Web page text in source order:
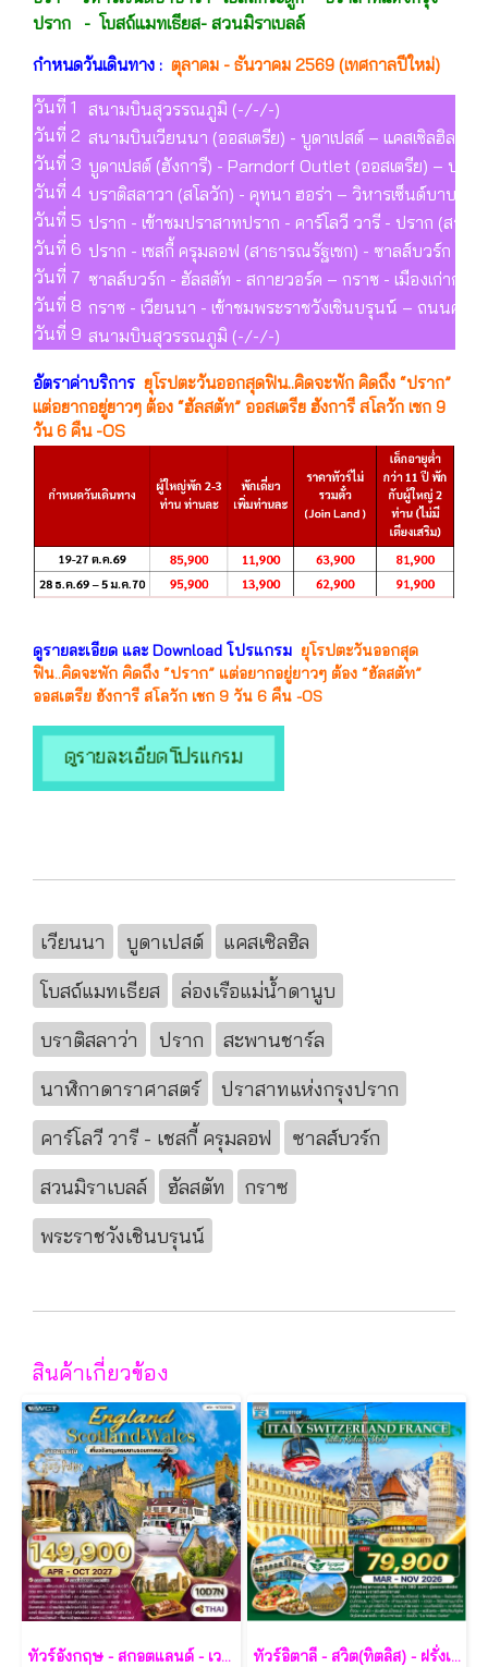
ปราก - โบสถ์แมทเธียส- สวนมิราเบลล์
กำหนดวันเดินทาง : ตุลาคม - ธันวาคม 2569 (เทศกาลปีใหม่)
วันที่ 1
สนามบินสุวรรณภูมิ (-/-/-)
วันที่ 2 สนามบินเวียนนา (ออสเตรีย) - บูดาเปสต์ – แคสเซิลฮิลล์
วันที่ 3 บูดาเปสต์ (ฮังการี) - Parndorf Outlet (ออสเตรีย) – บรา
วันที่ 4 บราติสลาวา (สโลวัก) - คุทนา ฮอร่า – วิหารเซ็นต์บาบาร่
วันที่ 5 ปราก - เข้าชมปราสาทปราก - คาร์โลวี วารี - ปราก (สาธ
วันที่ 6 ปราก - เชสกี้ ครุมลอฟ (สาธารณรัฐเชก) - ซาลส์บวร์ก - ส
วันที่ 7 ซาลส์บวร์ก - ฮัลสตัท - สกายวอร์ค – กราซ - เมืองเก่ากรา
วันที่ 8 กราซ - เวียนนา - เข้าชมพระราชวังเชินบรุนน์ – ถนนคา
วันที่ 9 สนามบินสุวรรณภูมิ (-/-/-)
อัตราค่าบริการ ยุโรปตะวันออกสุดฟิน..คิดจะพัก คิดถึง “ปราก”
แต่อยากอยู่ยาวๆ ต้อง “ฮัลสตัท” ออสเตรีย ฮังการี สโลวัก เชก 9
วัน 6 คืน -OS
ดูรายละเอียด และ Download โปรแกรม ยุโรปตะวันออกสุด
ฟิน..คิดจะพัก คิดถึง “ปราก” แต่อยากอยู่ยาวๆ ต้อง “ฮัลสตัท”
ออสเตรีย ฮังการี สโลวัก เชก 9 วัน 6 คืน -OS
เวียนนา บูดาเปสต์
แคสเซิลฮิล
โบสถ์แมทเธียส
ล่องเรือแม่น้ำดานูบ
บราติสลาว่า
ปราก
สะพานชาร์ล
นาฬิกาดาราศาสตร์
ปราสาทแห่งกรุงปราก
คาร์โลวี วารี - เชสกี้ ครุมลอฟ
ซาลส์บวร์ก
สวนมิราเบลล์
ฮัลสตัท
กราซ
พระราชวังเชินบรุนน์
สินค้าเกี่ยวข้อง
ทัวร์อังกฤษ - สกอตแลนด์ - เวลส์ 10 วัน - TG ทัวร์อิตาลี - สวิต(ทิตลิส) - ฝรั่งเศส 10 วัน -SV